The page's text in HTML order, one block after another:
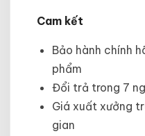
Cam kết
Bảo hành chính
phẩm
Đổi trả trong 7
Giá xuất xưởng
gian